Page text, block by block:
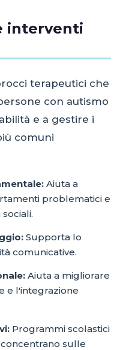
interventi
terapeutici che
con autismo
e a gestire i
comuni
Aiuta a
problematici e
Supporta lo
comunicative.
Aiuta a migliorare
e l'integrazione
Programmi scolastici
sulle